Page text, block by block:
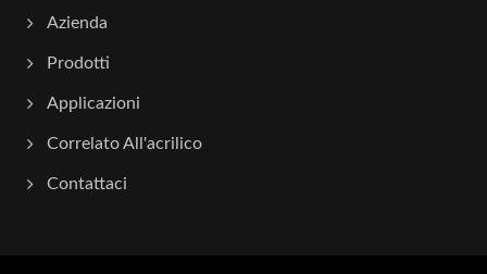
Azienda
Prodotti
Applicazioni
Correlato All'acrilico
Contattaci